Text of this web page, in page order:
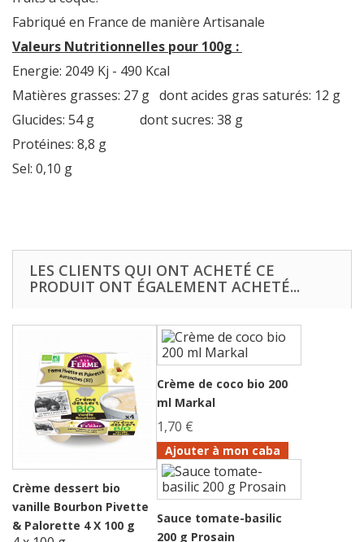
Fabriqué en France de manière Artisanale
Valeurs Nutritionnelles pour 100g :
Energie: 2049 Kj - 490 Kcal
Matières grasses: 27 g dont acides gras saturés: 12 g
Glucides: 54 g dont sucres: 38 g
Protéines: 8,8 g
Sel: 0,10 g
LES CLIENTS QUI ONT ACHETÉ CE
PRODUIT ONT ÉGALEMENT ACHETÉ...
Crème dessert bio
vanille Bourbon Pivette
& Palorette 4 X 100 g
Crème de coco bio 200
ml Markal
1,70 €
Ajouter à mon caba
Sauce tomate-basilic
200 g Prosain